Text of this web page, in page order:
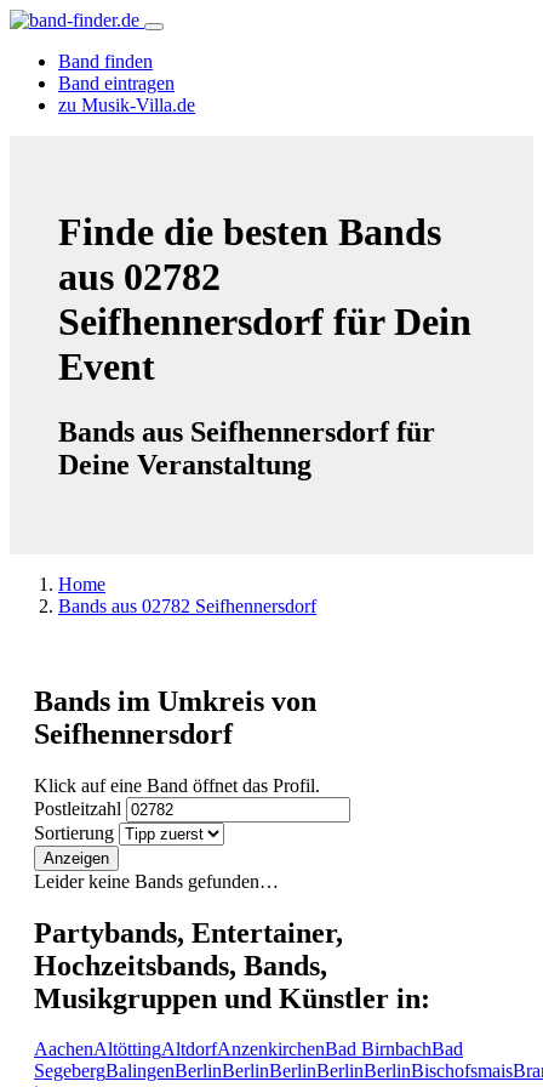
Band finden
Band eintragen
zu Musik-Villa.de
Finde die besten Bands
aus 02782
Seifhennersdorf für Dein
Event
Bands aus Seifhennersdorf für
Deine Veranstaltung
Home
Bands aus 02782 Seifhennersdorf
Bands im Umkreis von
Seifhennersdorf
Klick auf eine Band öffnet das Profil.
Postleitzahl
Sortierung
Anzeigen
Leider keine Bands gefunden…
Partybands, Entertainer,
Hochzeitsbands, Bands,
Musikgruppen und Künstler in:
AachenAltöttingAltdorfAnzenkirchenBad BirnbachBad
SegebergBalingenBerlinBerlinBerlinBerlinBerlinBischofsmais